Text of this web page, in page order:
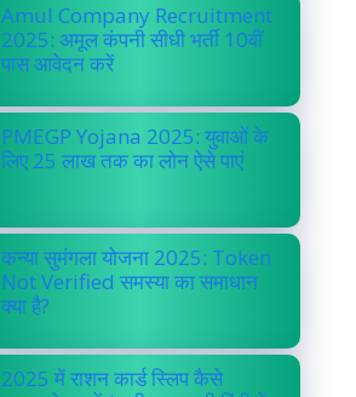
Amul Company Recruitment
2025: अमूल कंपनी सीधी भर्ती 10वीं
पास आवेदन करें
PMEGP Yojana 2025: युवाओं के
लिए 25 लाख तक का लोन ऐसे पाएं
कन्या सुमंगला योजना 2025: Token
Not Verified समस्या का समाधान
क्या है?
2025 में राशन कार्ड स्लिप कैसे